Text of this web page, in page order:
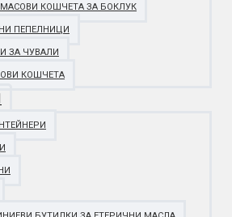
КОШЧЕТА ЗА БОКЛУК
ПЕПЕЛНИЦИ
ЗА ЧУВАЛИ
КОШЧЕТА